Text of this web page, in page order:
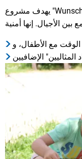
والأمهات
الأجداد
الذين
يتمنون
يهدف مشروع "Wunsch-Großeltern" ("الأجداد الذين يتمنون") في
مع الأطفال، و